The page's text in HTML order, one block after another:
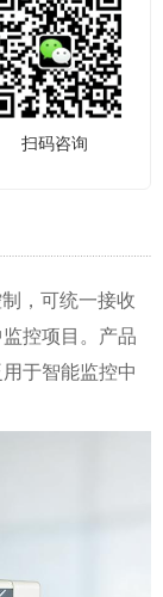
扫码咨询
，可统一接收
控项目。产品
于智能监控中